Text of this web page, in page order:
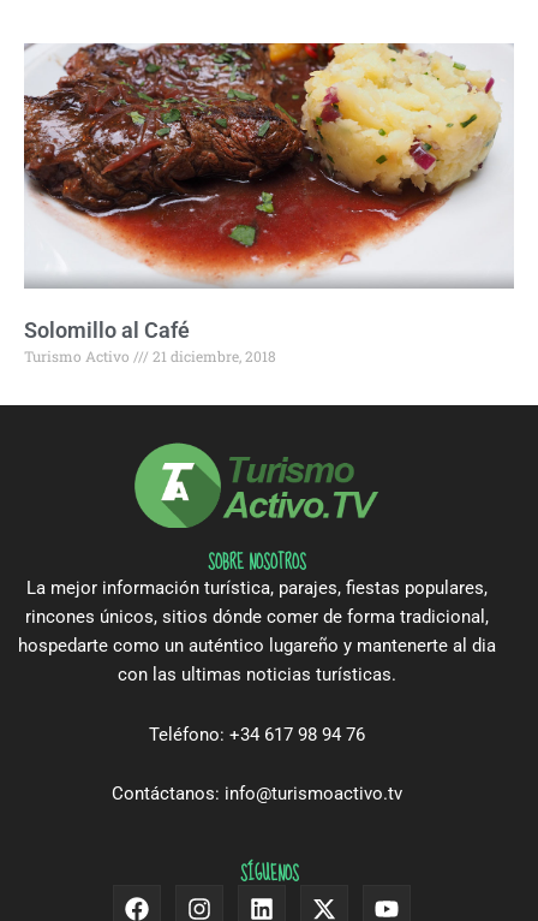
Solomillo al Café
Turismo Activo 21 diciembre, 2018
SOBRE NOSOTROS
La mejor información turística, parajes, fiestas populares,
rincones únicos, sitios dónde comer de forma tradicional,
hospedarte como un auténtico lugareño y mantenerte al dia
con las ultimas noticias turísticas.
Teléfono: +34 617 98 94 76
Contáctanos: info@turismoactivo.tv
SÍGUENOS
FacebookInstagramLinkedin
X-
Youtube